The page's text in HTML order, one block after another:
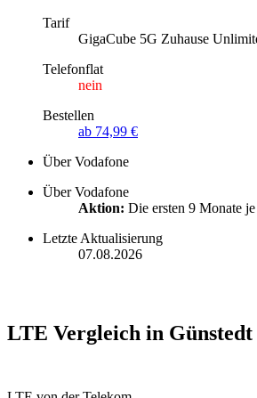
Tarif
GigaCube 5G Zuhause
Telefonflat
nein
Bestellen
ab 74,99 €
Über Vodafone
Über Vodafone
Aktion: Die ersten 9 Monate
Letzte Aktualisierung
07.08.2026
LTE Vergleich in Günstedt